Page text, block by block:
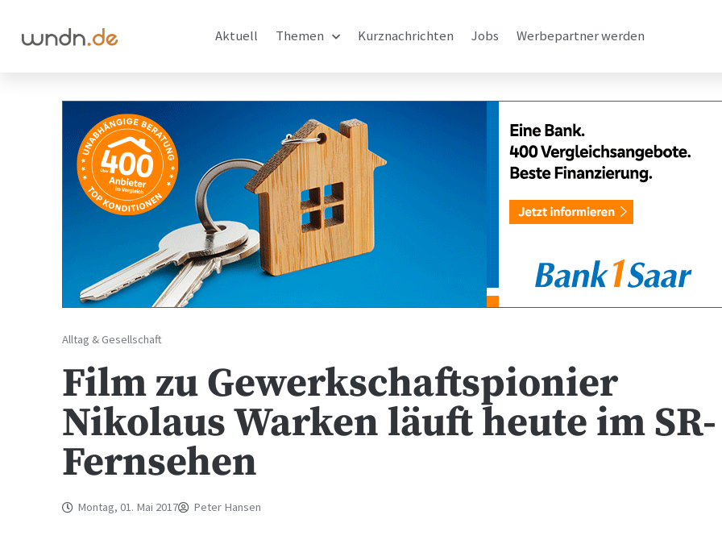
Aktuell Themen Kurznachrichten Jobs Werbepartner werden
Alltag & Gesellschaft
Film zu Gewerkschaftspionier
Nikolaus Warken läuft heute im SR-
Fernsehen
Montag, 01. Mai 2017 Peter Hansen